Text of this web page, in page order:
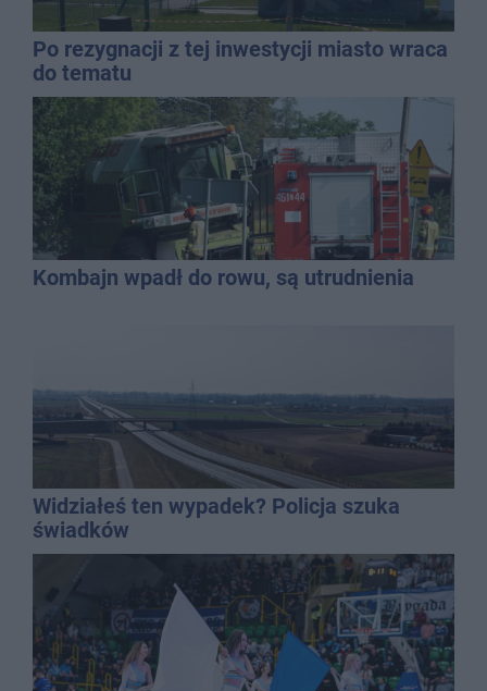
Po rezygnacji z tej inwestycji miasto wraca
do tematu
Kombajn wpadł do rowu, są utrudnienia
Widziałeś ten wypadek? Policja szuka
świadków